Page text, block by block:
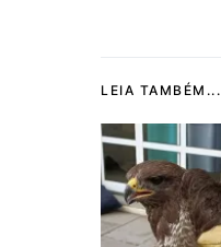
LEIA TAMBÉM...